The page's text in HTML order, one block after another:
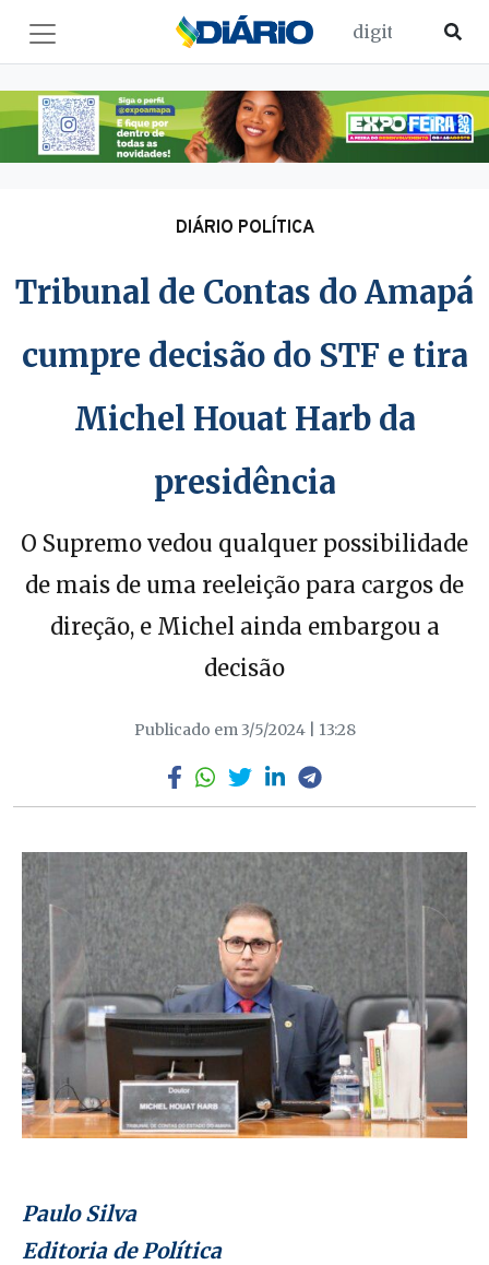
DIÁRIO POLÍTICA
Tribunal de Contas do Amapá
cumpre decisão do STF e tira
Michel Houat Harb da
presidência
O Supremo vedou qualquer possibilidade
de mais de uma reeleição para cargos de
direção, e Michel ainda embargou a
decisão
Publicado em 3/5/2024 | 13:28
Paulo Silva
Editoria de Política